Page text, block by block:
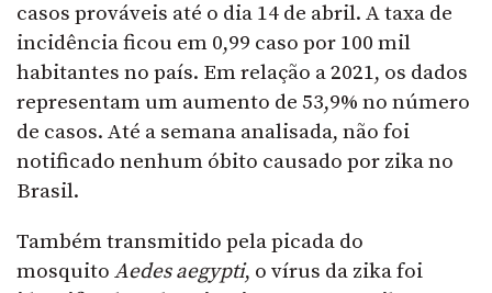
casos prováveis até o dia 14 de abril. A taxa de
incidência ficou em 0,99 caso por 100 mil
habitantes no país. Em relação a 2021, os dados
representam um aumento de 53,9% no número
de casos. Até a semana analisada, não foi
notificado nenhum óbito causado por zika no
Brasil.
Também transmitido pela picada do
mosquito Aedes aegypti, o vírus da zika foi